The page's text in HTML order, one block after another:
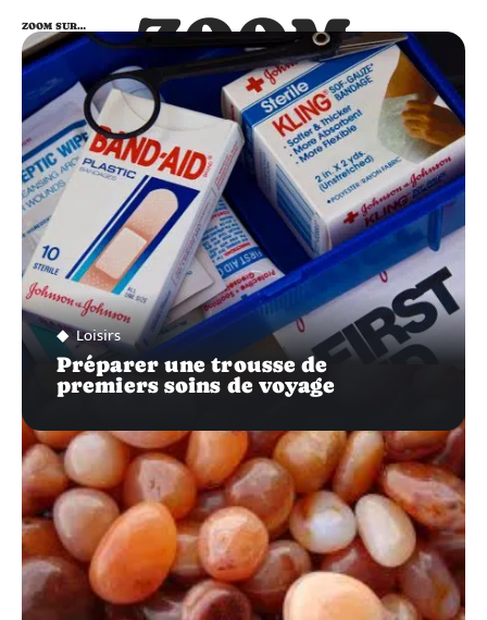
ZOOM
SUR…
ZOOM SUR…
Loisirs
Préparer une trousse de
premiers soins de voyage